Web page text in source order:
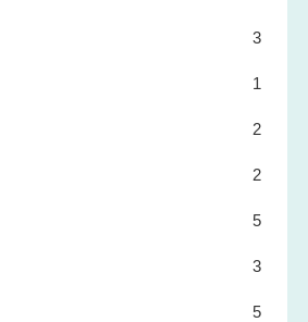
3
1
2
2
5
3
5